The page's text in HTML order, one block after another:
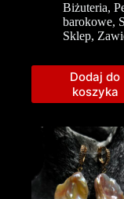
Biżuteria,
barokowe,
Sklep,
Dodaj do
koszyka